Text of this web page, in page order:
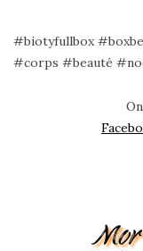
#biotyfullbox
#corps #beauté